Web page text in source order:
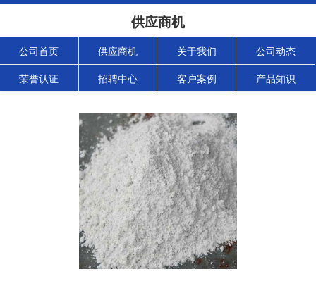
供应商机
公司首页 供应商机 关于我们 公司动态
荣誉认证 招聘中心 客户案例 产品知识